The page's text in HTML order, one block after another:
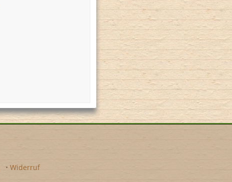
• Widerruf